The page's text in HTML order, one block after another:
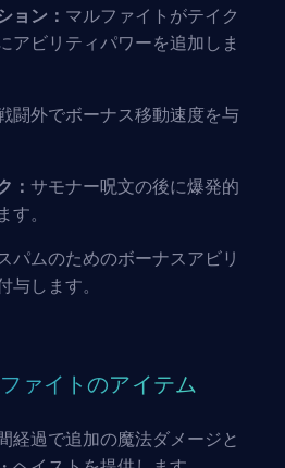
ョン： マルファイトがテイク
アビリティパワーを追加しま
闘外でボーナス移動速度を与
： サモナー呪文の後に爆発的
。
パムのためのボーナスアビリ
します。
ァイトのアイテム
経過で追加の魔法ダメージと